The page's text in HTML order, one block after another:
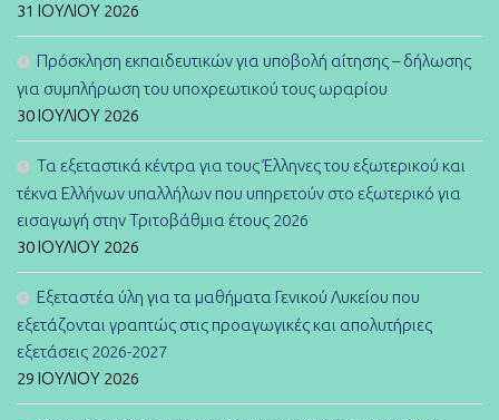
31 ΙΟΥΛΊΟΥ 2026
Πρόσκληση εκπαιδευτικών για υποβολή αίτησης – δήλωσης
για συμπλήρωση του υποχρεωτικού τους ωραρίου
30 ΙΟΥΛΊΟΥ 2026
Τα εξεταστικά κέντρα για τους Έλληνες του εξωτερικού και
τέκνα Ελλήνων υπαλλήλων που υπηρετούν στο εξωτερικό για
εισαγωγή στην Τριτοβάθμια έτους 2026
30 ΙΟΥΛΊΟΥ 2026
Εξεταστέα ύλη για τα μαθήματα Γενικού Λυκείου που
εξετάζονται γραπτώς στις προαγωγικές και απολυτήριες
εξετάσεις 2026-2027
29 ΙΟΥΛΊΟΥ 2026